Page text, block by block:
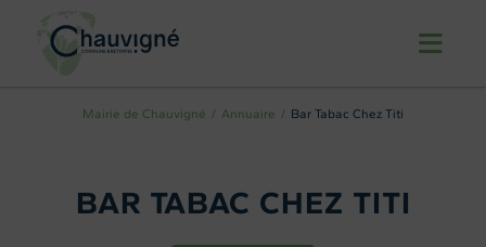
Mairie de Chauvigné Annuaire Bar Tabac Chez Titi
BAR TABAC CHEZ TITI